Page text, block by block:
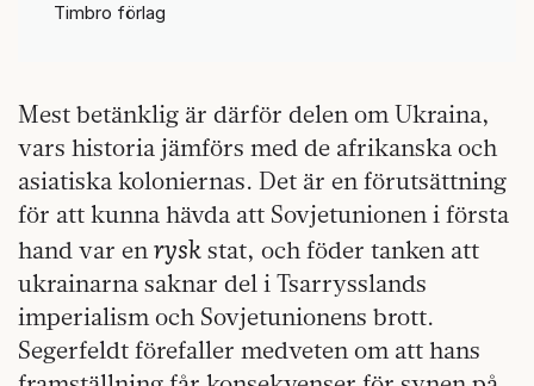
Timbro förlag
Mest betänklig är därför delen om Ukraina,
vars historia jämförs med de afrikanska och
asiatiska koloniernas. Det är en förutsättning
för att kunna hävda att Sovjetunionen i första
hand var enrysk stat, och föder tanken att
ukrainarna saknar del i Tsarrysslands
imperialism och Sovjetunionens brott.
Segerfeldt förefaller medveten om att hans